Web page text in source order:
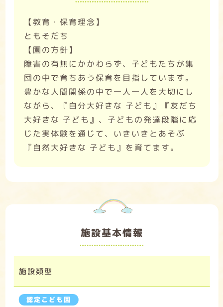
【教育・保育理念】
ともそだち
【園の方針】
障害の有無にかかわらず、子どもたちが集
団の中で育ちあう保育を目指しています。
豊かな人間関係の中で一人一人を大切にし
ながら、『自分大好きな 子ども』『友だち
大好きな 子ども』、子どもの発達段階に応
じた実体験を通じて、いきいきとあそぶ
『自然大好きな 子ども』を育てます。
施設基本情報
施設類型
認定こども園